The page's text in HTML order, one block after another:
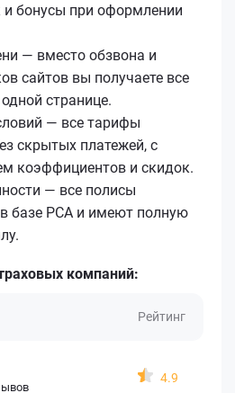
и бонусы при оформлении
— вместо обзвона и
сайтов вы получаете все
странице.
— все тарифы
скрытых платежей, с
коэффициентов и скидок.
— все полисы
в базе РСА и имеют полную
компаний:
Рейтинг
4.9